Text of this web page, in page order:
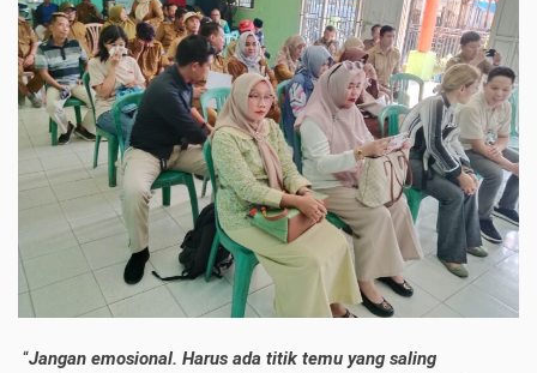
“Jangan emosional. Harus ada titik temu yang saling